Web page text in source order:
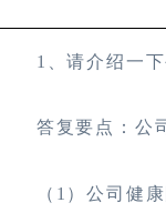
1 、请介绍一
答复要点：公
（1 ）公司健